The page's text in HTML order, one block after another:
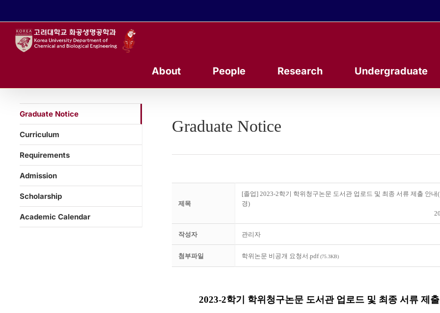
About People Research Undergraduate
Graduate Notice
제목
[졸업] 2023-2학기 학위청구논문 도서관 업로드 및 최종 서류 제출 안내
경)
작성자 관리자
첨부파일 학위논문 비공개 요청서.pdf(75.3KB)
2023-2학기 학위청구논문 도서관 업로드 및 최종 서류 제출
Graduate Notice
Curriculum
Requirements
Admission
Scholarship
Academic Calendar